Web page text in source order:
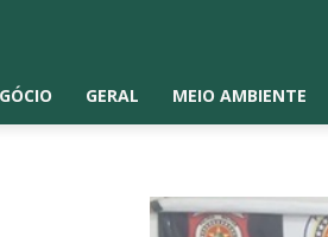
GERAL MEIO AMBIENTE